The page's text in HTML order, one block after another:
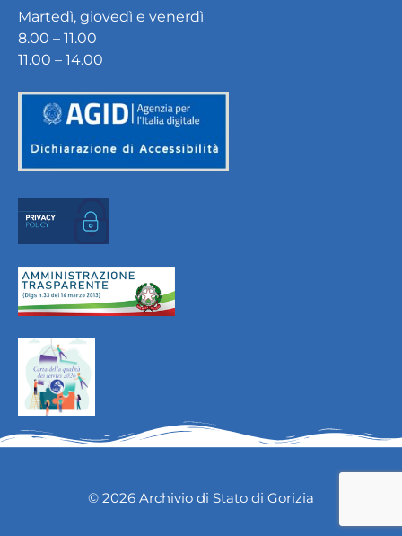
Martedì, giovedì e venerdì
8.00 – 11.00
11.00 – 14.00
© 2026 Archivio di Stato di Gorizia